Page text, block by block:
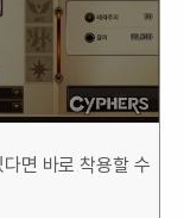
면 바로 착용할 수